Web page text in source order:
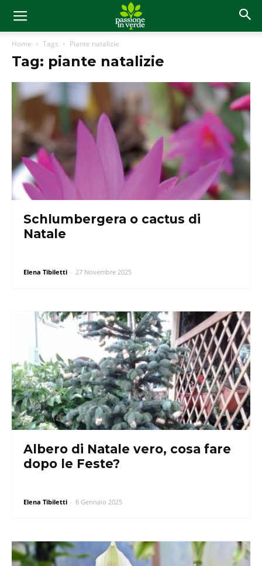
Home Tags Piante natalizie
Tag: piante natalizie
Schlumbergera o cactus di
Natale
Elena Tibiletti - 27 Novembre 2025
Albero di Natale vero, cosa fare
dopo le Feste?
Elena Tibiletti - 6 Gennaio 2025